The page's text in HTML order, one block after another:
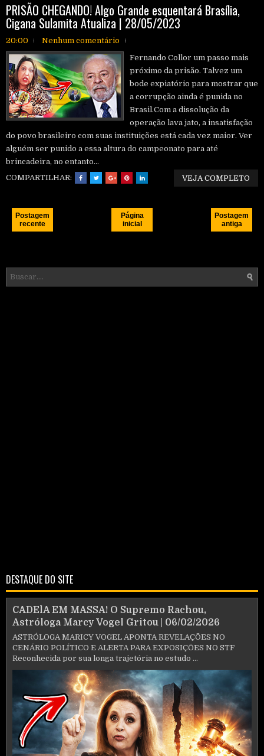
PRISÃO CHEGANDO! Algo Grande esquentará Brasília,
Cigana Sulamita Atualiza | 28/05/2023
20:00
Nenhum comentário
Fernando Collor um passo mais
próximo da prisão. Talvez um
bode expiatório para mostrar que
a corrupção ainda é punida no
Brasil.Com a dissolução da
operação lava jato, a insatisfação
do povo brasileiro com suas instituições está cada vez maior. Ver
alguém ser punido a essa altura do campeonato para até
brincadeira, no entanto...
COMPARTILHAR:
VEJA COMPLETO
Postagem
recente
Postagem
antiga
Página
inicial
DESTAQUE DO SITE
CADElA EM MASSA! O Supremo Rachou,
Astróloga Marcy Vogel Gritou | 06/02/2026
ASTRÓLOGA MARICY VOGEL APONTA REVELAÇÕES NO
CENÁRIO POLÍTICO E ALERTA PARA EXPOSIÇÕES NO STF
Reconhecida por sua longa trajetória no estudo ...